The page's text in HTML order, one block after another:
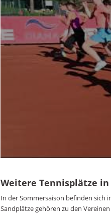
Weitere Tennisplätze in
In der Sommersaison befinden sich
Sandplätze gehören zu den Vereinen